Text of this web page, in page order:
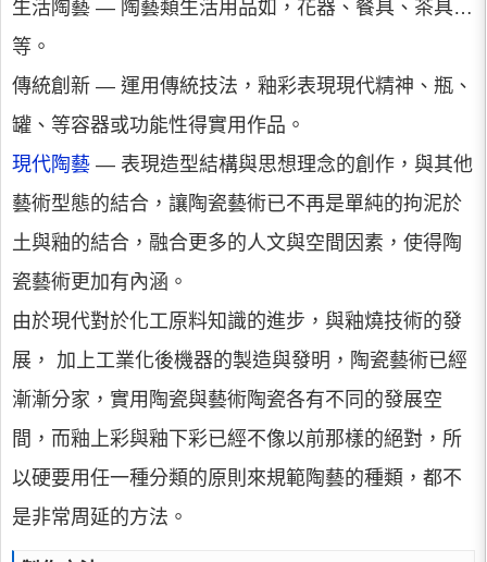
生活陶藝 — 陶藝類生活用品如，花器、餐具、茶具…
等。
傳統創新 — 運用傳統技法，釉彩表現現代精神、瓶、
罐、等容器或功能性得實用作品。
現代陶藝 — 表現造型結構與思想理念的創作，與其他
藝術型態的結合，讓陶瓷藝術已不再是單純的拘泥於
土與釉的結合，融合更多的人文與空間因素，使得陶
瓷藝術更加有內涵。
由於現代對於化工原料知識的進步，與釉燒技術的發
展， 加上工業化後機器的製造與發明，陶瓷藝術已經
漸漸分家，實用陶瓷與藝術陶瓷各有不同的發展空
間，而釉上彩與釉下彩已經不像以前那樣的絕對，所
以硬要用任一種分類的原則來規範陶藝的種類，都不
是非常周延的方法。